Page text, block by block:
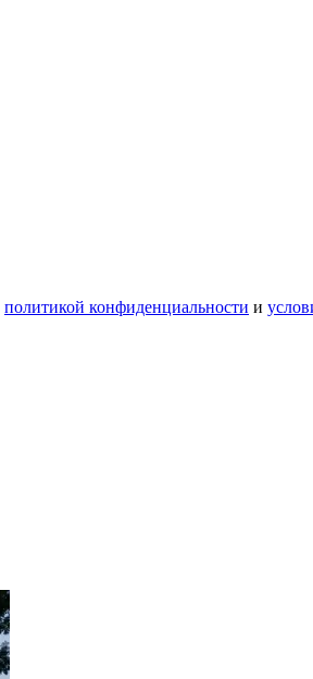
политикой конфиденциальности и